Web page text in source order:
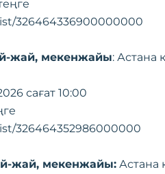
326464336900000000
жай, мекенжайы: Астана
сағат 10:00
326464352986000000
жай, мекенжайы: Астана